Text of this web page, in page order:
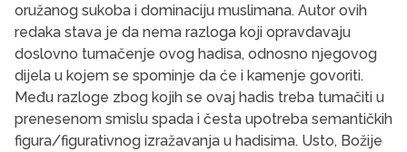
oružanog sukoba i dominaciju muslimana. Autor ovih
redaka stava je da nema razloga koji opravdavaju
doslovno tumačenje ovog hadisa, odnosno njegovog
dijela u kojem se spominje da će i kamenje govoriti.
Među razloge zbog kojih se ovaj hadis treba tumačiti u
prenesenom smislu spada i česta upotreba semantičkih
figura/figurativnog izražavanja u hadisima. Usto, Božije